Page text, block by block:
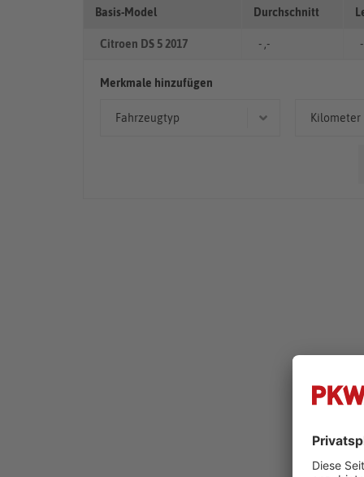
Basis-Model Durchschnitt
Citroen DS 5 2017 - ,- -
Merkmale hinzufügen
Fahrzeugtyp Kilometer